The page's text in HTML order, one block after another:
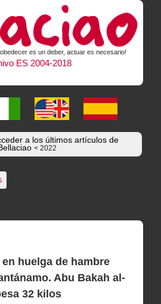
es un deber, actuar es necesario!
ES 2004-2018
a los últimos artículos de
< 2022
huelga de hambre
Abu Bakah al-
32 kilos